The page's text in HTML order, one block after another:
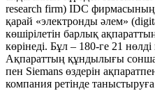
research firm) IDC
қарай «электронды әлем»
көшірілетін барлық
көрінеді. Бұл – 180-ге 21
Ақпараттың құндылығы
пен Siemans өздерін
компания ретінде